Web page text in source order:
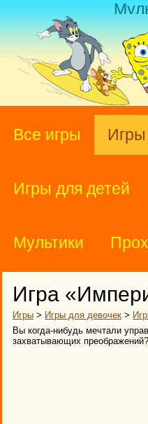
Все игры Игры
Игры для детей
Мультики
Игра
Игры > Игры для девочек >
Вы когда-нибудь мечтали
захватывающих преображений?